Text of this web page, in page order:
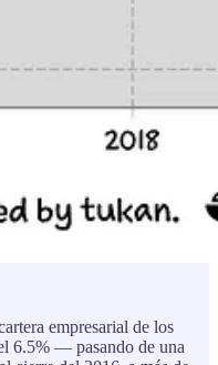
empresarial de los
6.5% — pasando de una